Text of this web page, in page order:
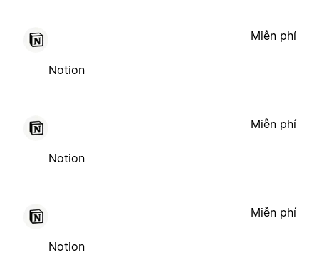
Notion
Miễn phí
Notion
Miễn phí
Notion
Miễn phí